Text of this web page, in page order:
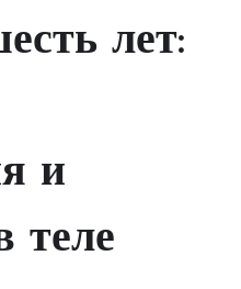
лет:
и
теле